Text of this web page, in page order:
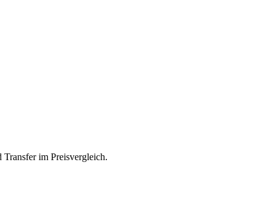
im Preisvergleich.